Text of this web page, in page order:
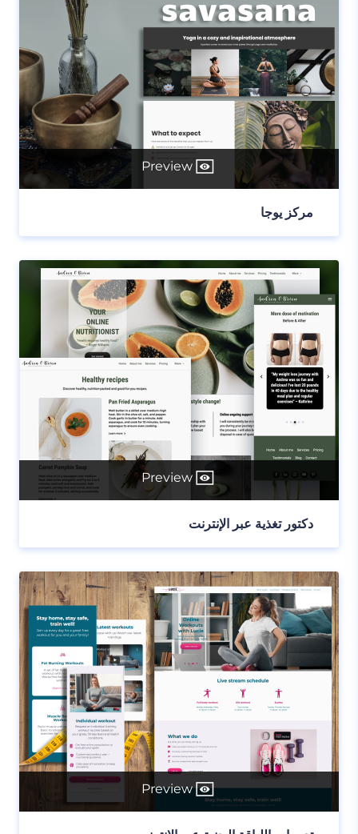
Preview
مركز يوجا
Preview
دكتور تغذية عبر الإنترنت
Preview